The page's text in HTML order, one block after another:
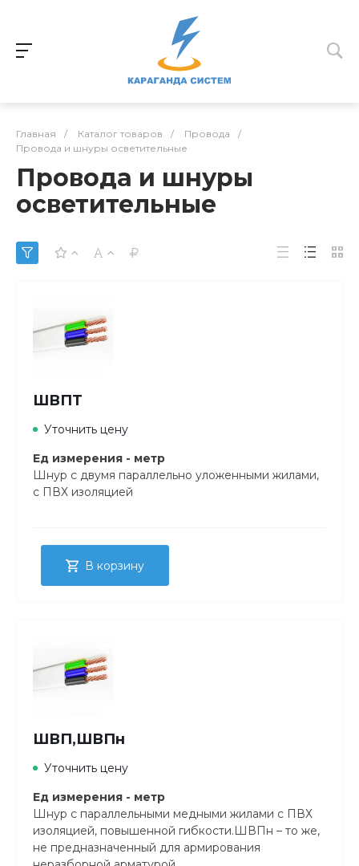
Главная / Каталог товаров / Провода
/
Провода и шнуры осветительные
Провода и шнуры
осветительные
ШВПТ
Уточнить цену
Ед измерения - метр
Шнур с двумя параллельно уложенными жилами,
с ПВХ изоляцией
В корзину
ШВП,ШВПн
Уточнить цену
Ед измерения - метр
Шнур с параллельными медными жилами с ПВХ
изоляцией, повышенной гибкости.ШВПн – то же,
не предназначенный для армирования